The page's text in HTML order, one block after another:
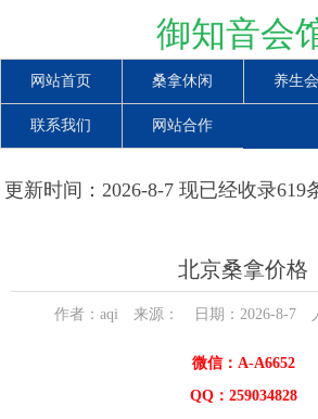
御知音会
网站首页 桑拿休闲 养生
联系我们 网站合作
更新时间：2026-8-7 现已经收录619
北京桑拿价格
作者：aqi 来源： 日期：2026-8-7
微信：A-A6652
QQ：259034828